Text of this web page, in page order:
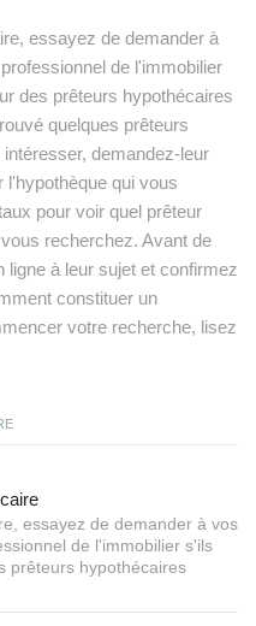
essayez de demander à
de l'immobilier
des prêteurs hypothécaires
quelques prêteurs
demandez-leur
l'hypothèque qui vous
pour voir quel prêteur
recherchez. Avant de
ligne à leur sujet et confirmez
constituer un
votre recherche, lisez
essayez de demander à vos
de l'immobilier s'ils
prêteurs hypothécaires